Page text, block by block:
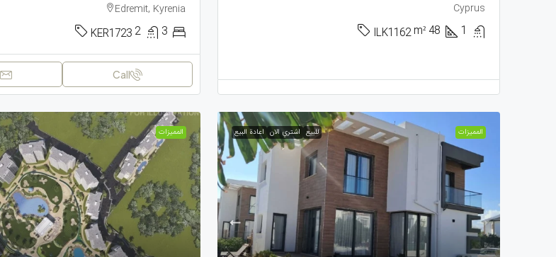
Cyprus
1
48
m²
ILK1162
Edremit, Kyrenia
3
2
KER1723
Call
الممیزات للبيع اشتري الان اعادة البيع الممیزات